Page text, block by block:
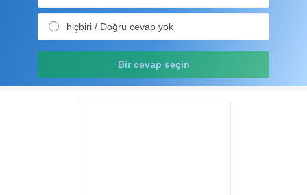
hiçbiri / Doğru cevap yok
Bir cevap seçin